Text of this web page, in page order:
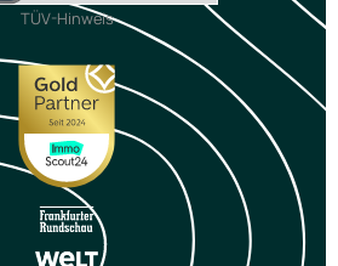
TÜV-Hinweis